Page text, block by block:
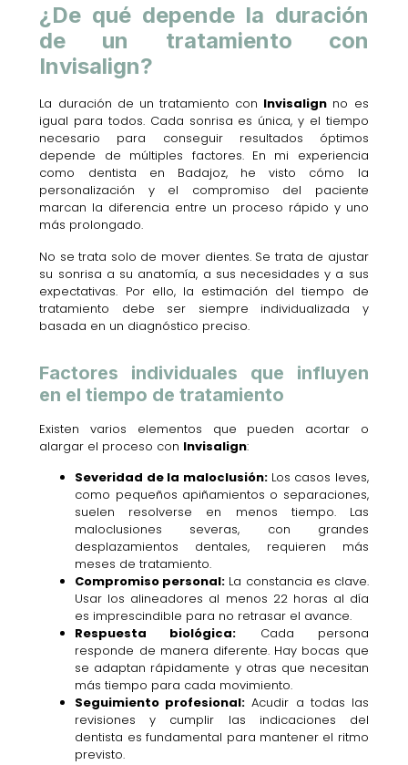
¿De qué depende la duración
de un tratamiento con
Invisalign?
La duración de un tratamiento con Invisalign no es
igual para todos. Cada sonrisa es única, y el tiempo
necesario para conseguir resultados óptimos
depende de múltiples factores. En mi experiencia
como dentista en Badajoz, he visto cómo la
personalización y el compromiso del paciente
marcan la diferencia entre un proceso rápido y uno
más prolongado.
No se trata solo de mover dientes. Se trata de ajustar
su sonrisa a su anatomía, a sus necesidades y a sus
expectativas. Por ello, la estimación del tiempo de
tratamiento debe ser siempre individualizada y
basada en un diagnóstico preciso.
Factores individuales que influyen
en el tiempo de tratamiento
Existen varios elementos que pueden acortar o
alargar el proceso con Invisalign:
Severidad de la maloclusión:Los casos leves,
como pequeños apiñamientos o separaciones,
suelen resolverse en menos tiempo. Las
maloclusiones severas, con grandes
desplazamientos dentales, requieren más
meses de tratamiento.
Compromiso personal: La constancia es clave.
Usar los alineadores al menos 22 horas al día
es imprescindible para no retrasar el avance.
Respuesta biológica: Cada persona
responde de manera diferente. Hay bocas que
se adaptan rápidamente y otras que necesitan
más tiempo para cada movimiento.
Seguimiento profesional: Acudir a todas las
revisiones y cumplir las indicaciones del
dentista es fundamental para mantener el ritmo
previsto.